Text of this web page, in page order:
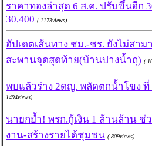
ราคาทองล่าสุด 6 ส.ค. ปรับขึ้นอีก
30,400 ( 1173views)
อัปเดตเส้นทาง ชม.-ชร. ยังไม่สาม
สะพานจุดสุดท้าย(บ้านปางน้ำถุ) (
พบแล้วร่าง 2ดญ. พลัดตกน้ำโขง ที่
1494views)
นายกย้ำ! พรก.กู้เงิน 1 ล้านล้าน ช่
งาน-สร้างรายได้ชุมชน ( 809views)